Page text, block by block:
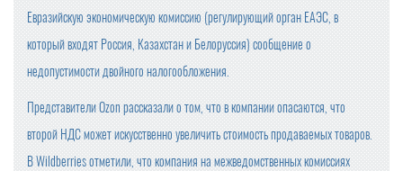
Евразийскую экономическую комиссию (регулирующий орган ЕАЭС, в
который входят Россия, Казахстан и Белоруссия) сообщение о
недопустимости двойного налогообложения.
Представители Ozon рассказали о том, что в компании опасаются, что
второй НДС может искусственно увеличить стоимость продаваемых товаров.
В Wildberries отметили, что компания на межведомственных комиссиях